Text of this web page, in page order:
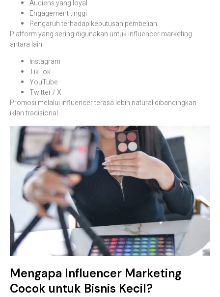
Audiens yang loyal
Engagement tinggi
Pengaruh terhadap keputusan pembelian
Platform yang sering digunakan untuk influencer marketing
antara lain:
Instagram
TikTok
YouTube
Twitter / X
Promosi melalui influencer terasa lebih natural dibandingkan
iklan tradisional.
Mengapa Influencer Marketing
Cocok untuk Bisnis Kecil?